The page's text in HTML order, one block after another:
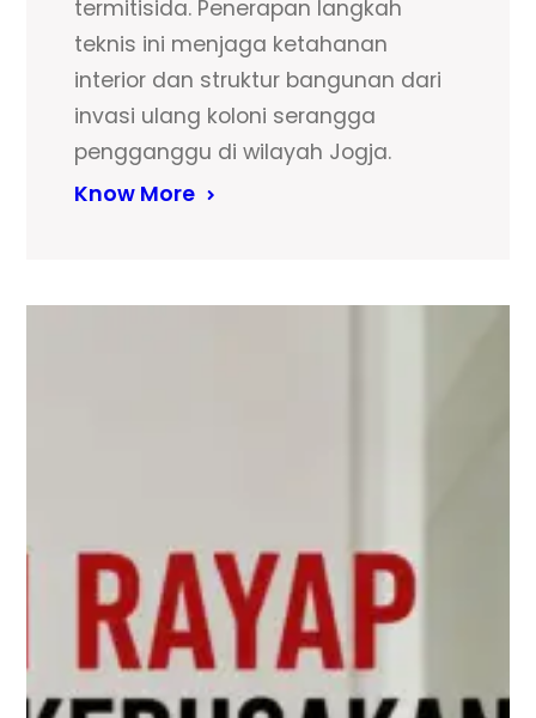
termitisida. Penerapan langkah
teknis ini menjaga ketahanan
interior dan struktur bangunan dari
invasi ulang koloni serangga
pengganggu di wilayah Jogja.
Know More